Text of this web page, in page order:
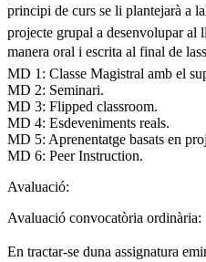
principi de curs se li plantejarà a
projecte grupal a desenvolupar al
manera oral i escrita al final de
MD 1: Classe Magistral amb el
MD 2: Seminari.
MD 3: Flipped classroom.
MD 4: Esdeveniments reals.
MD 5: Aprenentatge basats en
MD 6: Peer Instruction.
Avaluació:
Avaluació convocatòria ordinària:
En tractar-se duna assignatura